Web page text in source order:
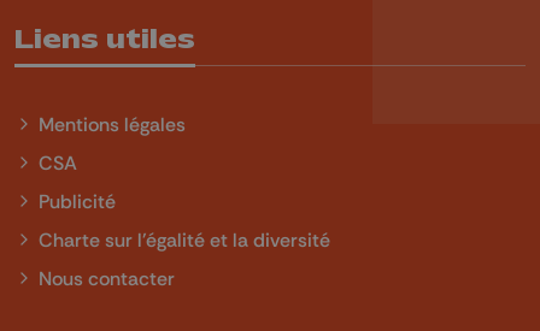
Liens utiles
Mentions légales
CSA
Publicité
Charte sur l'égalité et la diversité
Nous contacter